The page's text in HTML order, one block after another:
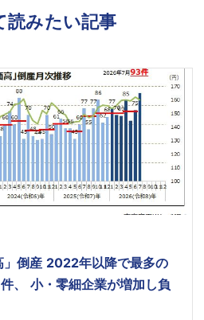
読みたい記事
倒産 2022年以降で最多の
小・零細企業が増加し負